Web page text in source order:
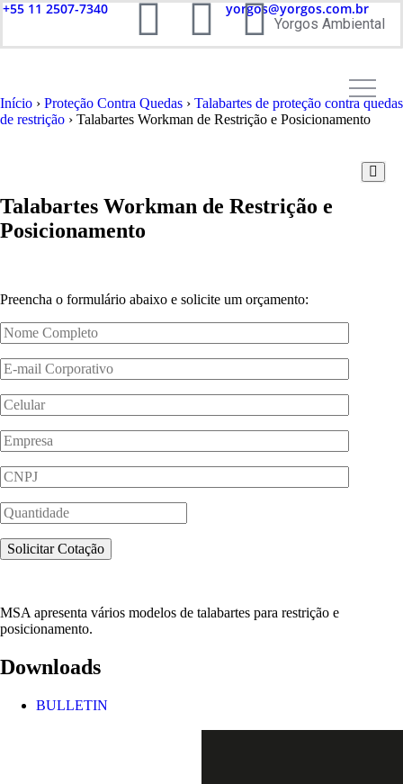
+55 11 2507-7340 yorgos@yorgos.com.br
Início › Proteção Contra Quedas › Talabartes de proteção contra quedas
de restrição › Talabartes Workman de Restrição e Posicionamento
Talabartes Workman de Restrição e
Posicionamento
Preencha o formulário abaixo e solicite um orçamento:
MSA apresenta vários modelos de talabartes para restrição e
posicionamento.
Downloads
BULLETIN
Yorgos Ambiental